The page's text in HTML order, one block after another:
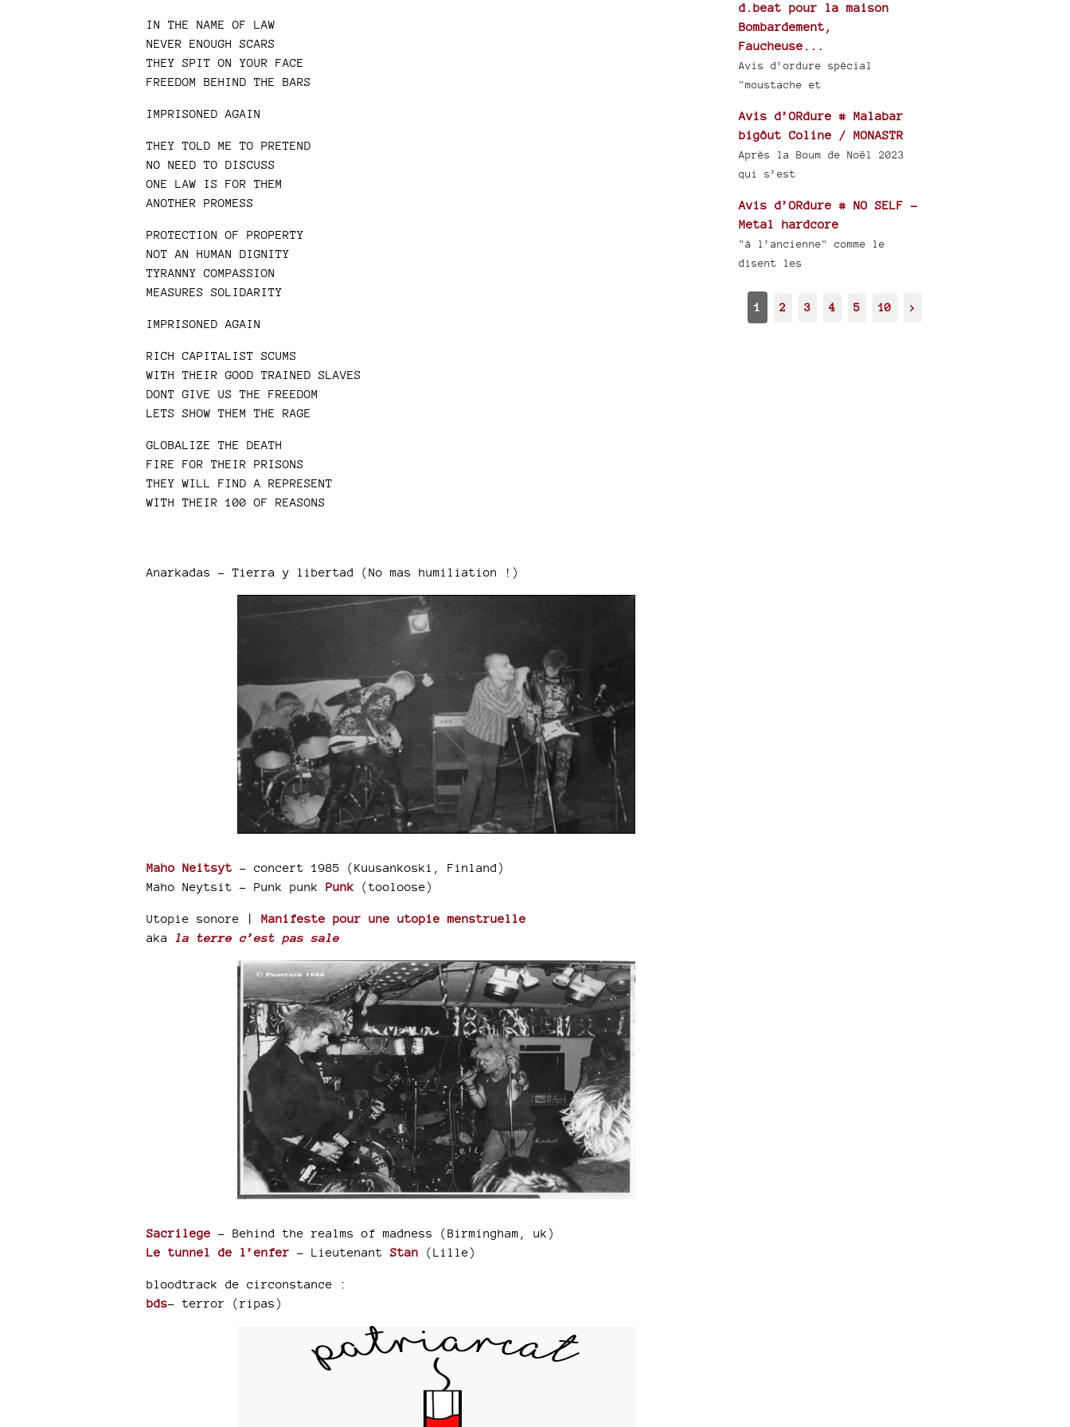
IN THE NAME OF LAW
NEVER ENOUGH SCARS
THEY SPIT ON YOUR FACE
FREEDOM BEHIND THE BARS
IMPRISONED AGAIN
THEY TOLD ME TO PRETEND
NO NEED TO DISCUSS
ONE LAW IS FOR THEM
ANOTHER PROMESS
PROTECTION OF PROPERTY
NOT AN HUMAN DIGNITY
TYRANNY COMPASSION
MEASURES SOLIDARITY
IMPRISONED AGAIN
RICH CAPITALIST SCUMS
WITH THEIR GOOD TRAINED SLAVES
DONT GIVE US THE FREEDOM
LETS SHOW THEM THE RAGE
GLOBALIZE THE DEATH
FIRE FOR THEIR PRISONS
THEY WILL FIND A REPRESENT
WITH THEIR 100 OF REASONS
Anarkadas - Tierra y libertad (No mas humiliation !)
Maho Neitsyt - concert 1985 (Kuusankoski, Finland)
Maho Neytsit - Punk punk Punk (tooloose)
Utopie sonore | Manifeste pour une utopie menstruelle
aka la terre c’est pas sale
Sacrilege - Behind the realms of madness (Birmingham, uk)
Le tunnel de l’enfer - Lieutenant Stan (Lille)
bloodtrack de circonstance :
bds- terror (ripas)
d.beat pour la maison
Bombardement,
Faucheuse...
Avis d’ordure spécial
"moustache et
Avis d’ORdure # Malabar
bigôut Coline / MONASTR
Après la Boum de Noël 2023
qui s’est
Avis d’ORdure # NO SELF -
Metal hardcore
"à l’ancienne" comme le
disent les
1 2 3 4 5 10 >